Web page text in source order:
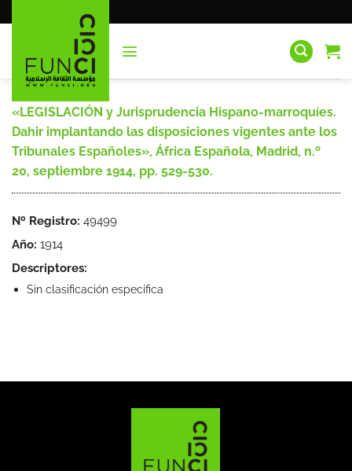
al
«LEGISLACIÓN y Jurisprudencia Hispano-marroquíes.
Dahir implantando las disposiciones vigentes ante los
Tribunales Españoles», África Española, Madrid, n.º
20, septiembre 1914, pp. 529-530.
Nº Registro: 49499
Año: 1914
Descriptores:
Sin clasificación específica